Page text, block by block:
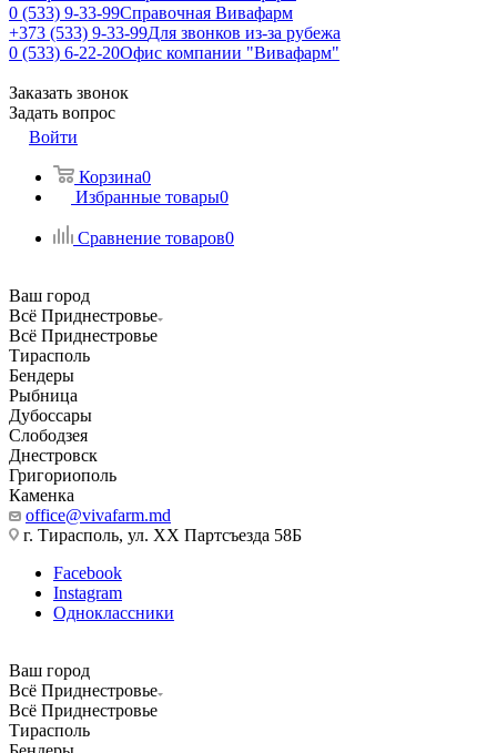
0 (533) 9-33-99Справочная Вивафарм
+373 (533) 9-33-99Для звонков из-за рубежа
0 (533) 6-22-20Офис компании "Вивафарм"
Заказать звонок
Задать вопрос
Войти
Корзина0
Избранные товары0
Сравнение товаров0
Ваш город
Всё Приднестровье
Всё Приднестровье
Тирасполь
Бендеры
Рыбница
Дубоссары
Слободзея
Днестровск
Григориополь
Каменка
office@vivafarm.md
г. Тирасполь, ул. ХХ Партсъезда 58Б
Facebook
Instagram
Одноклассники
Ваш город
Всё Приднестровье
Всё Приднестровье
Тирасполь